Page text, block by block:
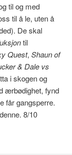
til og med
til å le, uten å
De skal
til
Quest, Shaun of
& Dale vs
i skogen og
ærbødighet, fynd
får gangsperre.
8/10